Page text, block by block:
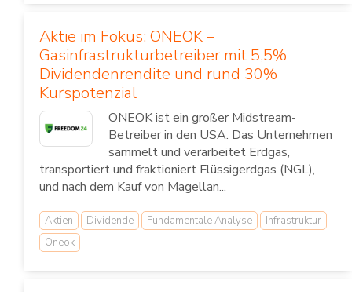
Aktie im Fokus: ONEOK –
Gasinfrastrukturbetreiber mit 5,5%
Dividendenrendite und rund 30%
Kurspotenzial
ONEOK ist ein großer Midstream-
Betreiber in den USA. Das Unternehmen
sammelt und verarbeitet Erdgas,
transportiert und fraktioniert Flüssigerdgas (NGL),
und nach dem Kauf von Magellan...
Aktien Dividende Fundamentale Analyse
Infrastruktur
Oneok